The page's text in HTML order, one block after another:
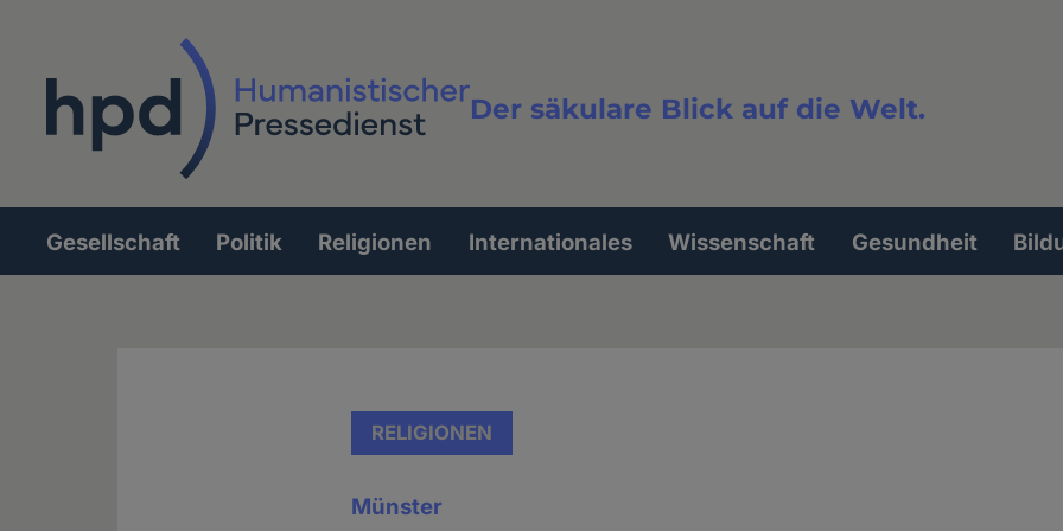
Der säkulare Blick auf die Welt.
Volltextsuche
Hauptnavigation
Gesellschaft Politik Religionen Internationales Wissenschaft Gesundheit
RELIGIONEN
Münster